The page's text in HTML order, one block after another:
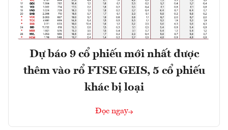
Dự báo 9 cổ phiếu mới nhất được
thêm vào rổ FTSE GEIS, 5 cổ phiếu
khác bị loại
Đọc ngay